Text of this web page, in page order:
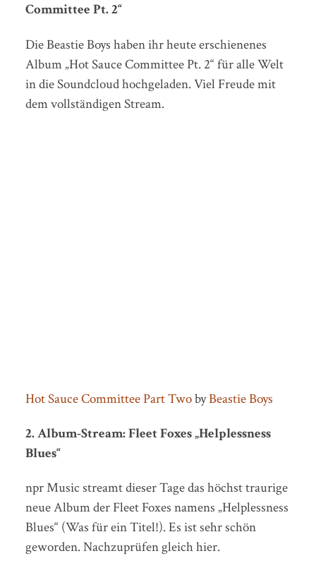
Committee Pt. 2“
Die Beastie Boys haben ihr heute erschienenes
Album „Hot Sauce Committee Pt. 2“ für alle Welt
in die Soundcloud hochgeladen. Viel Freude mit
dem vollständigen Stream.
Hot Sauce Committee Part TwobyBeastie Boys
2. Album-Stream: Fleet Foxes „Helplessness
Blues“
npr Music streamt dieser Tage das höchst traurige
neue Album der Fleet Foxes namens „Helplessness
Blues“ (Was für ein Titel!). Es ist sehr schön
geworden. Nachzuprüfen gleich hier.